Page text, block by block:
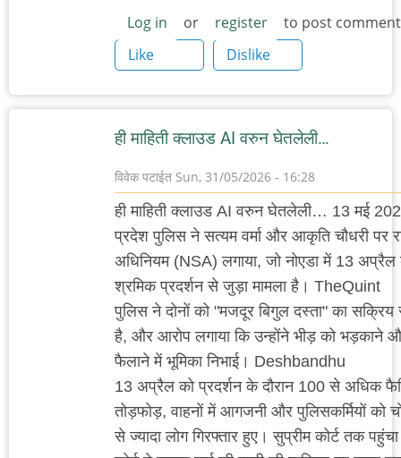
Log in or register
to post
Like
Dislike
ही माहिती क्लाउड AI वरुन घेतलेली…
विवेक पटाईत Sun, 31/05/2026 - 16:28
ही माहिती क्लाउड AI वरुन घेतलेली… 13 मई
प्रदेश पुलिस ने सत्यम वर्मा और आकृति चौधरी पर
अधिनियम (NSA) लगाया, जो नोएडा में 13
श्रमिक प्रदर्शन से जुड़ा मामला है। TheQuint
पुलिस ने दोनों को "मजदूर बिगुल दस्ता" का सक्रिय
है, और आरोप लगाया कि उन्होंने भीड़ को भड़काने
फैलाने में भूमिका निभाई। Deshbandhu
13 अप्रैल को प्रदर्शन के दौरान 100 से अधिक
तोड़फोड़, वाहनों में आगजनी और पुलिसकर्मियों को
से ज्यादा लोग गिरफ्तार हुए। सुप्रीम कोर्ट तक